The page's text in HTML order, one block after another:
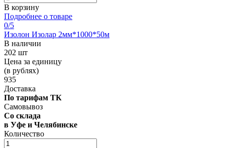
В корзину
Подробнее о товаре
0/5
Изолон Изолар 2мм*1000*50м
В наличии
202 шт
Цена за единицу
(в рублях)
935
Доставка
По тарифам ТК
Самовывоз
Со склада
в Уфе и Челябинске
Количество